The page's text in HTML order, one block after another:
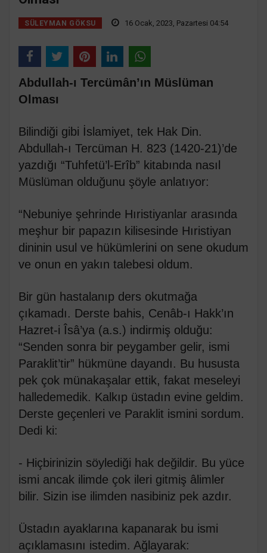
SÜLEYMAN GÖKSU 16 Ocak, 2023, Pazartesi 04:54
Abdullah-ı Tercümân’ın Müslüman
Olması
Bilindiği gibi İslamiyet, tek Hak Din.
Abdullah-ı Tercüman H. 823 (1420-21)’de
yazdığı “Tuhfetü’l-Erîb” kitabında nasıl
Müslüman olduğunu şöyle anlatıyor:
“Nebuniye şehrinde Hıristiyanlar arasında
meşhur bir papazın kilisesinde Hıristiyan
dininin usul ve hükümlerini on sene okudum
ve onun en yakın talebesi oldum.
Bir gün hastalanıp ders okutmağa
çıkamadı. Derste bahis, Cenâb-ı Hakk’ın
Hazret-i Îsâ’ya (a.s.) indirmiş olduğu:
“Senden sonra bir peygamber gelir, ismi
Paraklit’tir” hükmüne dayandı. Bu hususta
pek çok münakaşalar ettik, fakat meseleyi
halledemedik. Kalkıp üstadın evine geldim.
Derste geçenleri ve Paraklit ismini sordum.
Dedi ki:
- Hiçbirinizin söylediği hak değildir. Bu yüce
ismi ancak ilimde çok ileri gitmiş âlimler
bilir. Sizin ise ilimden nasibiniz pek azdır.
Üstadın ayaklarına kapanarak bu ismi
açıklamasını istedim. Ağlayarak: